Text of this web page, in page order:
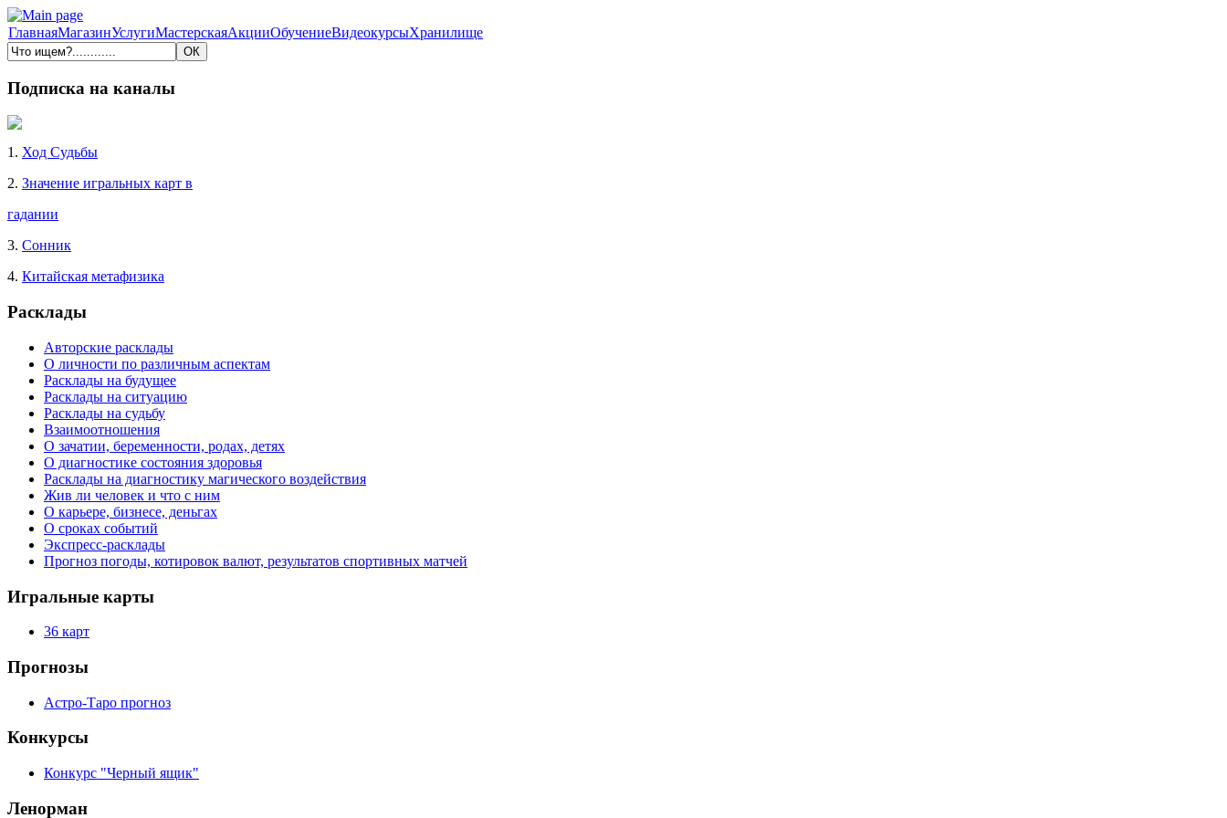
ГлавнаяМагазинУслугиМастерскаяАкцииОбучениеВидеокурсыХранилище
Подписка на каналы
1. Ход Судьбы
2. Значение игральных карт в
гадании
3. Сонник
4. Китайская метафизика
Расклады
Авторские расклады
О личности по различным аспектам
Расклады на будущее
Расклады на ситуацию
Расклады на судьбу
Взаимоотношения
О зачатии, беременности, родах, детях
О диагностике состояния здоровья
Расклады на диагностику магического воздействия
Жив ли человек и что с ним
О карьере, бизнесе, деньгах
О сроках событий
Экспресс-расклады
Прогноз погоды, котировок валют, результатов спортивных матчей
Игральные карты
36 карт
Прогнозы
Астро-Таро прогноз
Конкурсы
Конкурс "Черный ящик"
Ленорман